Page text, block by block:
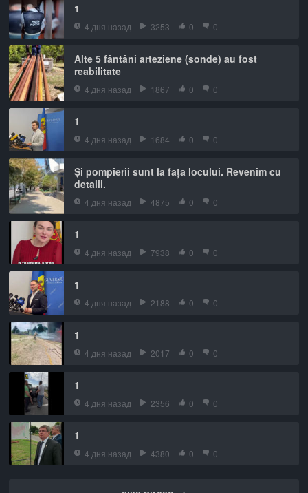
1
4 дня назад 3253 0 0
Alte 5 fântâni arteziene (sonde) au fost
reabilitate
4 дня назад 1867 0 0
1
4 дня назад 1684 0 0
Și pompierii sunt la fața locului. Revenim cu
detalii.
4 дня назад 4875 0 0
1
4 дня назад 7938 0 0
1
4 дня назад 2188 0 0
1
4 дня назад 2017 0 0
1
4 дня назад 2356 0 0
1
4 дня назад 4380 0 0